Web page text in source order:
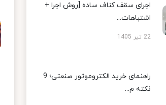
اجرای سقف کناف ساده [روش اجرا +
اشتباهات...
22 تیر 1405
راهنمای خرید الکتروموتور صنعتی؛ 9
نکته م...